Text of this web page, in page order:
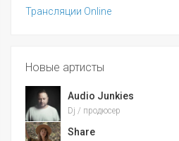
Трансляции Online
Новые артисты
Audio Junkies
Dj / продюсер
Share